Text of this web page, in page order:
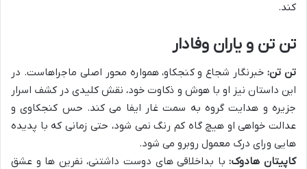
کند.
تن تن و یاران وفادار
تن تن:خبرنگار شجاع و کنجکاو، همواره محور اصلی ماجراهاست. در
این داستان نیز او با هوش و ذکاوت خود، نقش کلیدی در کشف اسرار
جزیره و هدایت گروه به سمت غار ایفا می کند. حس کنجکاوی و
عدالت خواهی او هیچ گاه کم رنگ نمی شود، حتی زمانی که با پدیده
هایی ورای درک معمول روبرو می شود.
کاپیتان هادوک:با بداخلاقی های دوست داشتنی، نفرین ها و عشق